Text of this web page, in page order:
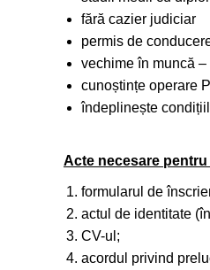
fără cazier judiciar
permis de
vechime în muncă –
cunoștințe operare
îndeplinește
Acte necesare
formularul de
actul de identitate
CV-ul;
acordul privind